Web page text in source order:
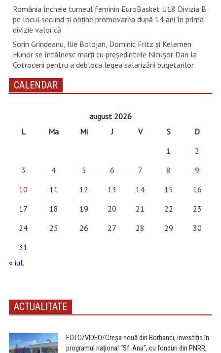
România încheie turneul feminin EuroBasket U18 Divizia B
pe locul secund și obține promovarea după 14 ani în prima
divizie valorică
Sorin Grindeanu, Ilie Bolojan, Dominic Fritz și Kelemen
Hunor se întâlnesc marți cu președintele Nicușor Dan la
Cotroceni pentru a debloca legea salarizării bugetarilor
CALENDAR
august 2026
L
Ma Mi J V S
D
1
2
3
4 5 6 7 8
9
10
11 12 13 14 15
16
17
18 19 20 21 22
23
24
25 26 27 28 29
30
31
« iul.
ACTUALITATE
FOTO/VIDEO/Creșa nouă din Borhanci, investiție în
programul național “Sf. Ana”, cu fonduri din PNRR,